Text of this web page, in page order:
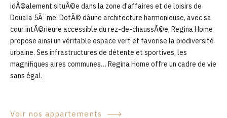
idÃ©alement situÃ©e dans la zone d’affaires et de loisirs de
Douala 5Ã¨me. DotÃ© dâune architecture harmonieuse, avec sa
cour intÃ©rieure accessible du rez-de-chaussÃ©e, Regina Home
propose ainsi un véritable espace vert et favorise la biodiversité
urbaine. Ses infrastructures de détente et sportives, les
magnifiques aires communes… Regina Home offre un cadre de vie
sans égal.
Voir nos appartements